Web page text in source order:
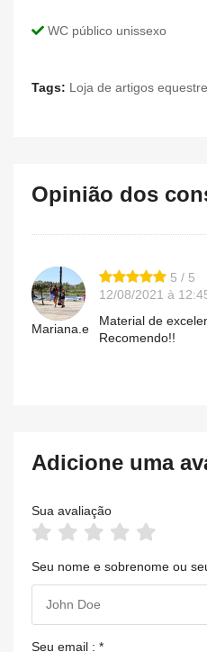
WC público unissexo
Tags: Loja de artigos
Opinião dos
Mariana.e
5 / 5
12/08/2021 à
Material de
Recomendo!!
Adicione uma
Sua avaliação
Seu nome e sobrenome ou
Seu email : *